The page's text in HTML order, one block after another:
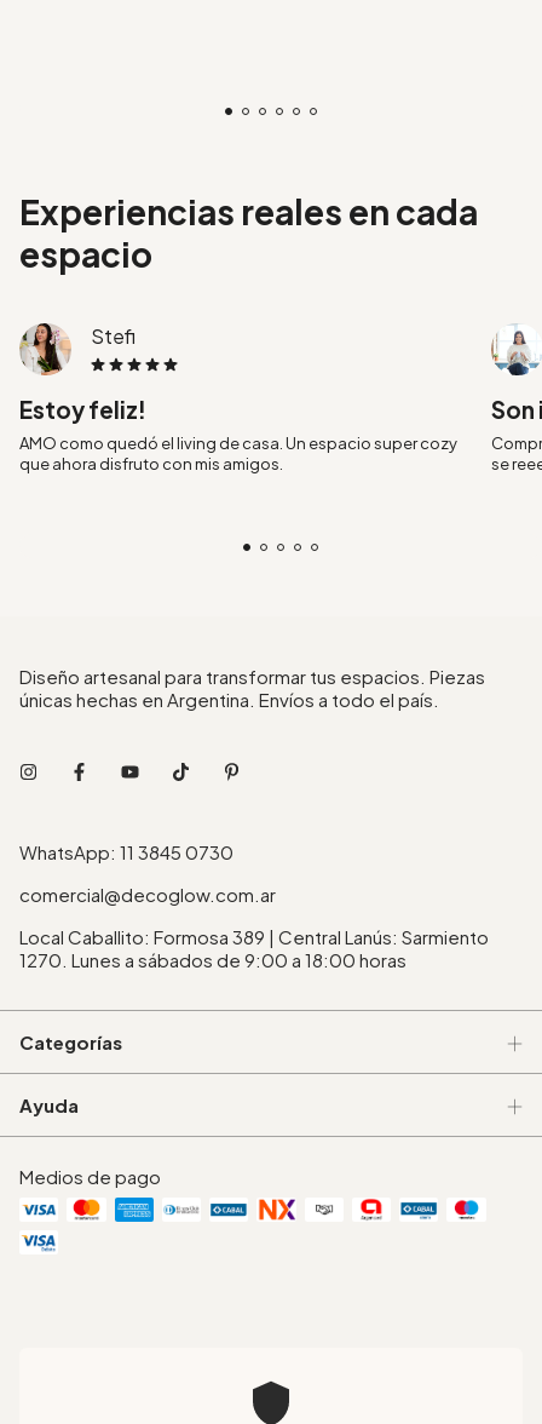
Experiencias reales en cada
espacio
Stefi
Estoy feliz!
AMO como quedó el living de casa. Un espacio super cozy
que ahora disfruto con mis amigos.
Son
se
Diseño artesanal para transformar tus espacios. Piezas
únicas hechas en Argentina. Envíos a todo el país.
WhatsApp: 11 3845 0730
comercial@decoglow.com.ar
Local Caballito: Formosa 389 | Central Lanús: Sarmiento
1270. Lunes a sábados de 9:00 a 18:00 horas
Categorías
Ayuda
Medios de pago